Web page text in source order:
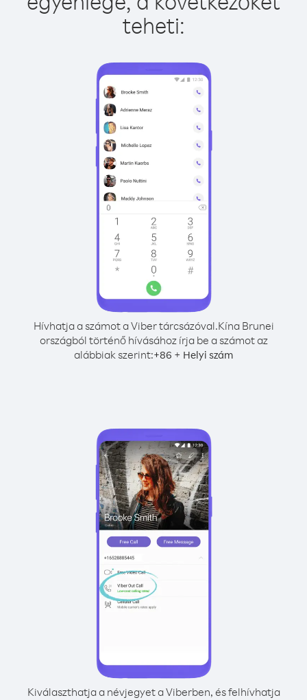
teheti:
Hívhatja a számot a Viber tárcsázóval.Kína Brunei
országból történő hívásához írja be a számot az
alábbiak szerint:+86 + Helyi szám
Kiválaszthatja a névjegyet a Viberben, és felhívhatja